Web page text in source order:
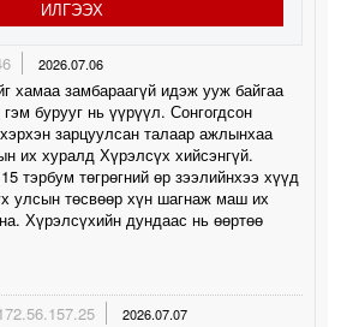
ИЛГЭЭХ
2026.07.06
хамаа замбараагүй идэж ууж байгаа
бурууг нь үүрүүл. Сонгогдсон
зарцуулсан талаар ажлынхаа
их хуралд Хүрэлсүх хийсэнгүй.
тэрбум төгрөгний өр зээлийнхээ хүүд
улсын төсвөөр хүн шагнаж маш их
Хүрэлсүхийн дундаас нь өөртөө
2026.07.07